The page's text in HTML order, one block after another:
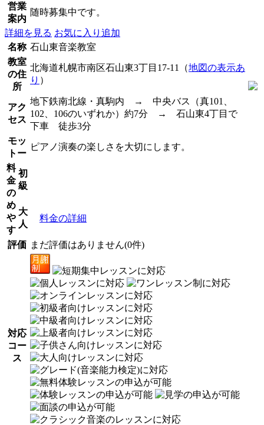
営業
案内
随時募集中です。
詳細を見る お気に入り追加
名称 石山東音楽教室
教室
の住
所
北海道札幌市南区石山東3丁目17-11（地図の表示あ
り ）
アク
セス
地下鉄南北線・真駒内 → 中央バス（真101、
102、106のいずれか）約7分 → 石山東4丁目で
下車 徒歩3分
モッ
トー
ピアノ演奏の楽しさを大切にします。
料
金
の
め
や
す
初
級
大
人
料金の詳細
評価 まだ評価はありません(0件)
対応
コー
ス